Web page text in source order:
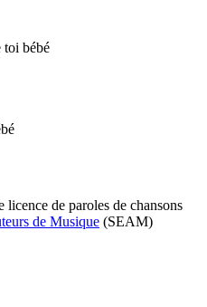
toi bébé
licence de paroles de chansons
de Musique (SEAM)